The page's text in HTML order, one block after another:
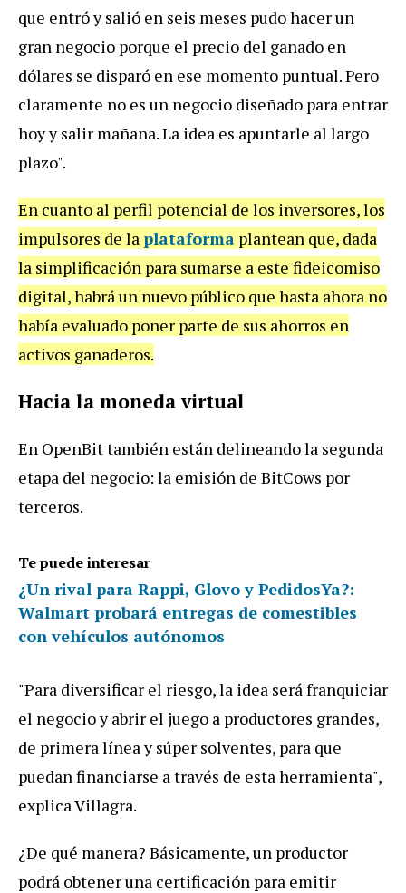
que entró y salió en seis meses pudo hacer un
gran negocio porque el precio del ganado en
dólares se disparó en ese momento puntual. Pero
claramente no es un negocio diseñado para entrar
hoy y salir mañana. La idea es apuntarle al largo
plazo".
En cuanto al perfil potencial de los inversores, los
impulsores de laplataforma plantean que, dada
la simplificación para sumarse a este fideicomiso
digital, habrá un nuevo público que hasta ahora no
había evaluado poner parte de sus ahorros en
activos ganaderos.
Hacia la moneda virtual
En OpenBit también están delineando la segunda
etapa del negocio: la emisión de BitCows por
terceros.
Te puede interesar
¿Un rival para Rappi, Glovo y PedidosYa?:
Walmart probará entregas de comestibles
con vehículos autónomos
"Para diversificar el riesgo, la idea será franquiciar
el negocio y abrir el juego a productores grandes,
de primera línea y súper solventes, para que
puedan financiarse a través de esta herramienta",
explica Villagra.
¿De qué manera? Básicamente, un productor
podrá obtener una certificación para emitir